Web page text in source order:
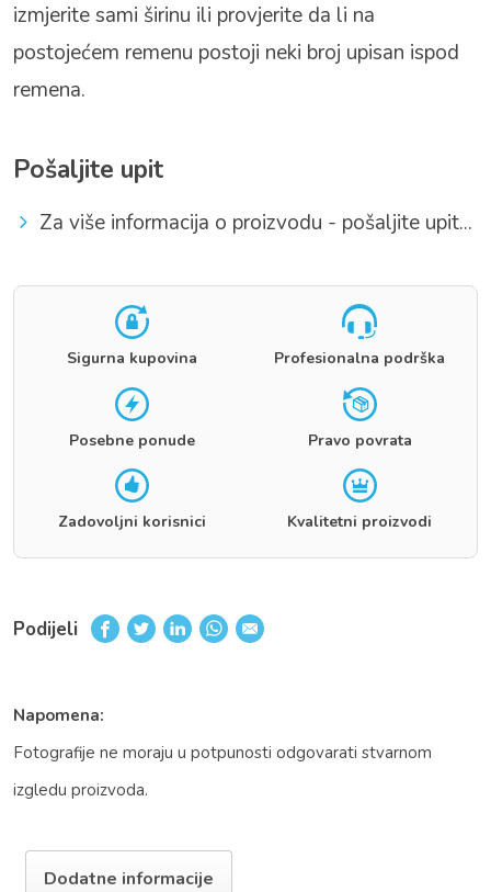
izmjerite sami širinu ili provjerite da li na
postojećem remenu postoji neki broj upisan ispod
remena.
Pošaljite upit
Za više informacija o proizvodu - pošaljite upit...
Sigurna kupovina Profesionalna podrška
Posebne ponude Pravo povrata
Zadovoljni korisnici Kvalitetni proizvodi
Podijeli
Napomena:
Fotografije ne moraju u potpunosti odgovarati stvarnom
izgledu proizvoda.
Dodatne informacije